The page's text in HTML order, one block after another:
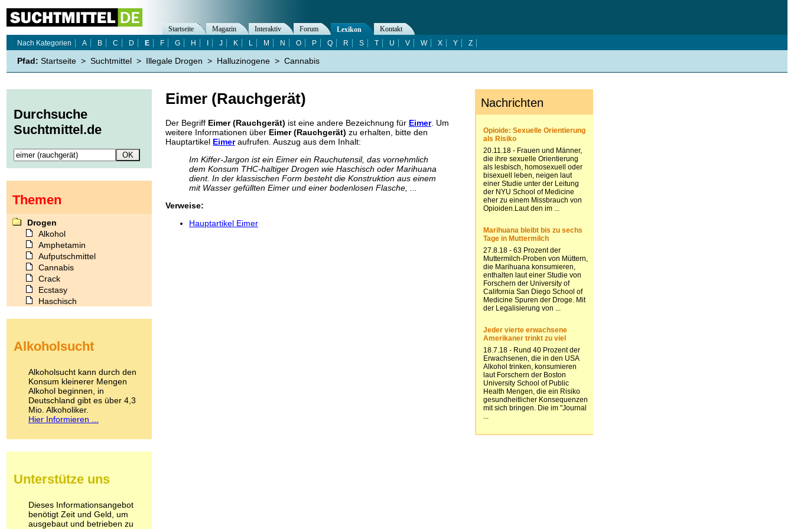
Eimer (Rauchgerät)
Der Begriff Eimer (Rauchgerät) ist eine andere Bezeichnung für Eimer. Um
weitere Informationen über Eimer (Rauchgerät) zu erhalten, bitte den
Hauptartikel Eimeraufrufen. Auszug aus dem Inhalt:
Im Kiffer-Jargon ist ein Eimer ein Rauchutensil, das vornehmlich
dem Konsum THC-haltiger Drogen wie Haschisch oder Marihuana
dient. In der klassischen Form besteht die Konstruktion aus einem
mit Wasser gefüllten Eimer und einer bodenlosen Flasche, ...
Verweise:
Hauptartikel Eimer
Startseite Magazin Interaktiv Forum Lexikon
Kontakt
Nach Kategorien
A B C D E F G H J K L M N O P Q R S T U V W X Y Z
Pfad: Startseite > Suchtmittel > Illegale Drogen > Halluzinogene > Cannabis
Durchsuche
Suchtmittel.de
Themen
Drogen
Alkohol
Amphetamin
Aufputschmittel
Cannabis
Crack
Ecstasy
Haschisch
Kokain
LSD
Marihuana
Medikamente
Meskalin
Metamphetamin
Methadon
Pilze
Psychopharmaka
Schlafmittel
Schmerzmittel
Alkoholsucht
Alkoholsucht kann durch den
Konsum kleinerer Mengen
Alkohol beginnen, in
Deutschland gibt es über 4,3
Mio. Alkoholiker.
Hier Informieren ...
Unterstütze uns
Dieses Informationsangebot
benötigt Zeit und Geld, um
ausgebaut und betrieben zu